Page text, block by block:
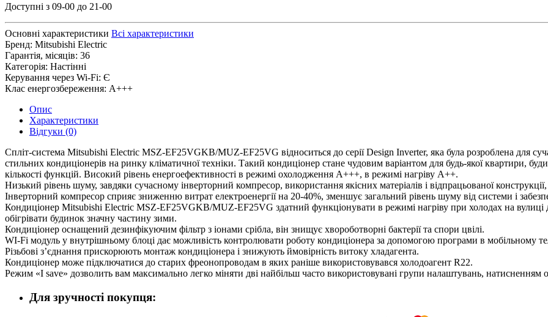
Доступні з 09-00 до 21-00
Основні характеристики Всі характеристики
Бренд: Mitsubishi Electric
Гарантія, місяців: 36
Категорія: Настінні
Керування через Wi-Fi: Є
Клас енергозбереження: A+++
Опис
Характеристики
Відгуки (0)
Спліт-система Mitsubishi Electric MSZ-EF25VGKB/MUZ-EF25VG відноситься до серії Design Inverter, яка була розроблена для
стильних кондиціонерів на ринку кліматичної техніки. Такий кондиціонер стане чудовим варіантом для будь-якої квартири,
кількості функцій. Високий рівень енергоефективності в режимі охолодження А+++, в режимі нагріву А++.
Низький рівень шуму, завдяки сучасному інверторний компресор, використання якісних матеріалів і відпрацьованої
Інверторний компресор сприяє зниженню витрат електроенергії на 20-40%, зменшує загальний рівень шуму від системи і
Кондиціонер Mitsubishi Electric MSZ-EF25VGKB/MUZ-EF25VG здатний функціонувати в режимі нагріву при холодах на
обігрівати будинок значну частину зими.
Кондиціонер оснащений дезинфікуючим фільтр з іонами срібла, він знищує хвороботворні бактерії та спори цвілі.
WI-Fi модуль у внутрішньому блоці дає можливість контролювати роботу кондиціонера за допомогою програми в мобільному
Різьбові з’єднання прискорюють монтаж кондиціонера і знижують ймовірність витоку хладагента.
Кондиціонер може підключатися до старих фреонопроводам в яких раніше використовувався холодоагент R22.
Режим «I save» дозволить вам максимально легко міняти дві найбільш часто використовувані групи налаштувань, натисненням
Для зручності покупця: